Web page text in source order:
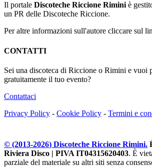
Il portale Discoteche Riccione Riminiè
un PR delle Discoteche Riccione.
Per altre informazioni sull'autore cliccare sul
CONTATTI
Sei una discoteca di Riccione o Rimini e vuoi
gratuitamente il tuo evento?
Contattaci
Privacy Policy - Cookie Policy - Termini e
© (2013-2026) Discoteche Riccione Rimini.
Riviera Disco | PIVA IT04315620403. È
parziale del materiale su altri siti senza